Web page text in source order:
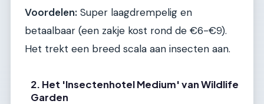
Voordelen: Super laagdrempelig en
betaalbaar (een zakje kost rond de €6-€9).
Het trekt een breed scala aan insecten aan.
2. Het 'Insectenhotel Medium' van Wildlife
Garden